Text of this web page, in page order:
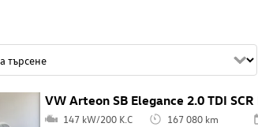
VW Arteon SB Elegance 2.0 TDI SCR
147 kW/200 K.C 167 080 km